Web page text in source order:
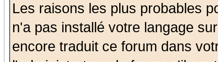
Les raisons les plus probables
n'a pas installé votre langage
encore traduit ce forum dans